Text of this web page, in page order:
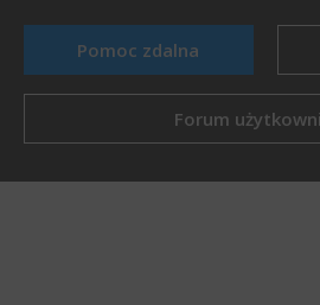
Pomoc zdalna
Forum